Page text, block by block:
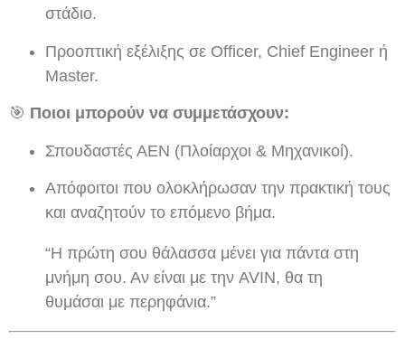
στάδιο.
Προοπτική εξέλιξης σε Officer, Chief Engineer ή
Master.
🎯 Ποιοι μπορούν να συμμετάσχουν:
Σπουδαστές ΑΕΝ (Πλοίαρχοι & Μηχανικοί).
Απόφοιτοι που ολοκλήρωσαν την πρακτική τους
και αναζητούν το επόμενο βήμα.
“Η πρώτη σου θάλασσα μένει για πάντα στη
μνήμη σου. Αν είναι με την AVIN, θα τη
θυμάσαι με περηφάνια.”